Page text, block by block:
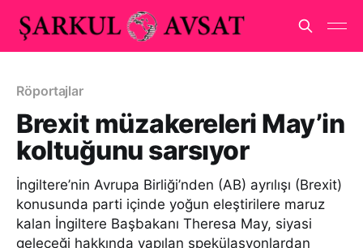
Röportajlar
Brexit müzakereleri May’in
koltuğunu sarsıyor
İngiltere’nin Avrupa Birliği’nden (AB) ayrılışı (Brexit)
konusunda parti içinde yoğun eleştirilere maruz
kalan İngiltere Başbakanı Theresa May, siyasi
geleceği hakkında yapılan spekülasyonlardan